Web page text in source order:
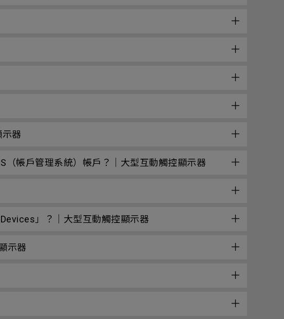
器
（帳戶管理系統）帳戶？｜大型互動觸控顯示器
」？｜大型互動觸控顯示器
示器